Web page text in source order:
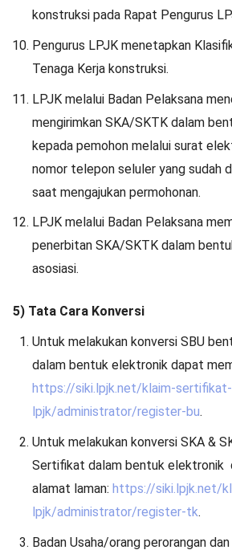
konstruksi pada Rapat Pengurus
Pengurus LPJK menetapkan
Tenaga Kerja konstruksi.
LPJK melalui Badan Pelaksana
mengirimkan SKA/SKTK dalam
kepada pemohon melalui surat
nomor telepon seluler yang sudah
saat mengajukan permohonan.
LPJK melalui Badan Pelaksana
penerbitan SKA/SKTK dalam
asosiasi.
5) Tata Cara Konversi
Untuk melakukan konversi SBU
dalam bentuk elektronik dapat
https://siki.lpjk.net/klaim-sertifikat-
lpjk/administrator/register-bu.
Untuk melakukan konversi SKA &
Sertifikat dalam bentuk elektronik
alamat laman: https://siki.lpjk.net/
lpjk/administrator/register-tk.
Badan Usaha/orang perorangan